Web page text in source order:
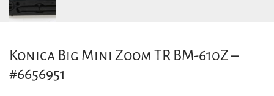
Konica Big Mini Zoom TR BM-610Z –
#6656951